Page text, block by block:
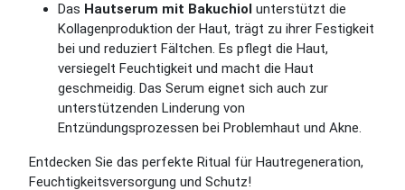
Das Hautserum mit Bakuchiol unterstützt die
Kollagenproduktion der Haut, trägt zu ihrer Festigkeit
bei und reduziert Fältchen. Es pflegt die Haut,
versiegelt Feuchtigkeit und macht die Haut
geschmeidig. Das Serum eignet sich auch zur
unterstützenden Linderung von
Entzündungsprozessen bei Problemhaut und Akne.
Entdecken Sie das perfekte Ritual für Hautregeneration,
Feuchtigkeitsversorgung und Schutz!